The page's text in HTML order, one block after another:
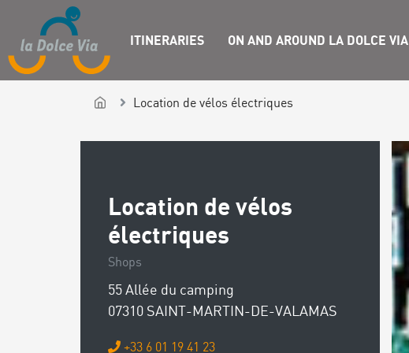
ITINERARIES ON AND AROUND LA DOLCE VIA
Location de vélos électriques
Location de vélos
électriques
Shops
55 Allée du camping
07310 SAINT-MARTIN-DE-VALAMAS
+33 6 01 19 41 23